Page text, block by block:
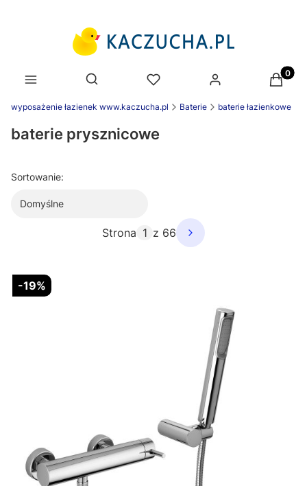
Otwórz wyszukiwarkę
wyposażenie łazienek www.kaczucha.pl Baterie baterie łazienkowe
baterie prysznicowe
Sortowanie:
Domyślne
Strona z 66
-19%